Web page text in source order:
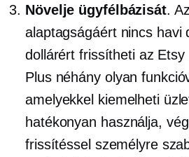
Növelje ügyfélbázisát.
alaptagságáért nincs havi
dollárért frissítheti az Etsy
Plus néhány olyan
amelyekkel kiemelheti
hatékonyan használja,
frissítéssel személyre